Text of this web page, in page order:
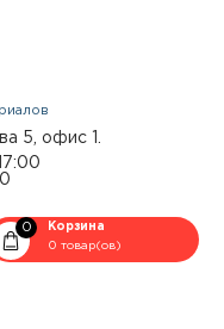
5, офис 1.
0
Корзина
0 товар(ов)